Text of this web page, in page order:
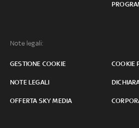
Note legali:
GESTIONE COOKIE COOKIE
NOTE LEGALI
OFFERTA SKY MEDIA